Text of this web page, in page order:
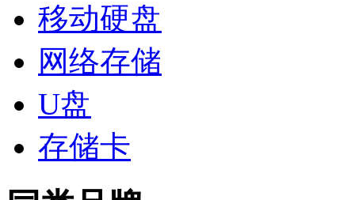
移动硬盘
网络存储
U盘
存储卡